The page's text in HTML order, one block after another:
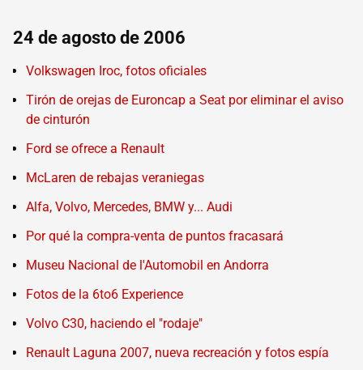
24 de agosto de 2006
Volkswagen Iroc, fotos oficiales
Tirón de orejas de Euroncap a Seat por eliminar el aviso
de cinturón
Ford se ofrece a Renault
McLaren de rebajas veraniegas
Alfa, Volvo, Mercedes, BMW y... Audi
Por qué la compra-venta de puntos fracasará
Museu Nacional de l'Automobil en Andorra
Fotos de la 6to6 Experience
Volvo C30, haciendo el "rodaje"
Renault Laguna 2007, nueva recreación y fotos espía